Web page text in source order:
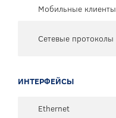
Мобильные клиенты
Сетевые протоколы
ИНТЕРФЕЙСЫ
Ethernet